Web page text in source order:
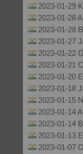
2023-01-29
2023-01-28
2023-01-28
2023-01-27
2023-01-22
2023-01-21
2023-01-20
2023-01-18
2023-01-15
2023-01-14
2023-01-14
2023-01-13
2023-01-07